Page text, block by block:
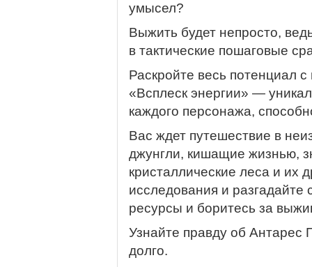
умысел?
Выжить будет непросто,
в тактические пошаговые
Раскройте весь потенциал
«Всплеск энергии» —
каждого персонажа,
Вас ждет путешествие в
джунгли, кишащие жизнью,
кристаллические леса и их
исследования и
ресурсы и боритесь за
Узнайте правду об Антарес
долго.